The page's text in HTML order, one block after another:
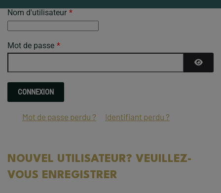
Nom d'utilisateur *
Mot de passe *
Mot de passe perdu ? Identifiant perdu ?
NOUVEL UTILISATEUR? VEUILLEZ-
VOUS ENREGISTRER